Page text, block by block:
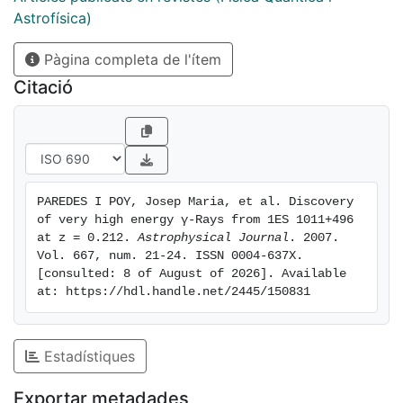
to date.
Astrofísica)
Pàgina completa de l'ítem
Citació
PAREDES I POY, Josep Maria, et al. Discovery
of very high energy γ-Rays from 1ES 1011+496
at z = 0.212. Astrophysical Journal . 2007.
Vol. 667, num. 21-24. ISSN 0004-637X.
[consulted: 8 of August of 2026]. Available
at: https://hdl.handle.net/2445/150831
Estadístiques